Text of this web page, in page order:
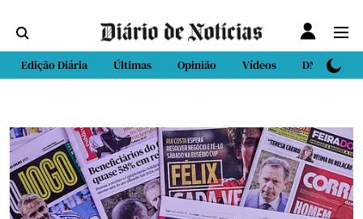
Edição Diária Últimas Opinião Vídeos DN Sport